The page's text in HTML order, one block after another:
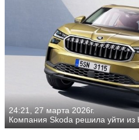
24:21, 27 марта 2026г.
Компания Skoda решила уйти из